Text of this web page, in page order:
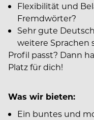
Flexibilität und
Fremdwörter?
Sehr gute
weitere Sprachen
Profil passt? Dann
Platz für dich!
Was wir bieten:
Ein buntes und